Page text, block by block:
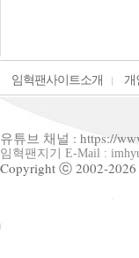
임혁팬사이트소개 개
유튜브 채널 : https://
임혁팬지기 E-Mail :
Copyright ⓒ 2002-2026